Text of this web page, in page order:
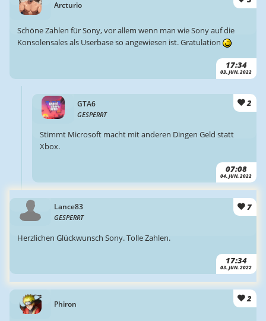
Arcturio
17:34
03. JUN. 2022
Schöne Zahlen für Sony, vor allem wenn man wie Sony auf die
Konsolensales als Userbase so angewiesen ist. Gratulation
GTA6
GESPERRT
2
07:08
04. JUN. 2022
Stimmt Microsoft macht mit anderen Dingen Geld statt
Xbox.
Lance83
GESPERRT
7
17:34
03. JUN. 2022
Herzlichen Glückwunsch Sony. Tolle Zahlen.
Phiron
2